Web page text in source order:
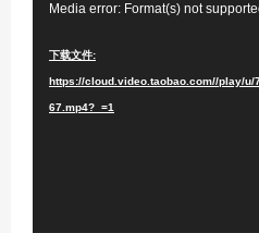
Media error: Format(s) not
下载文件:
https://cloud.video.taobao.com//play/u/
67.mp4?_=1